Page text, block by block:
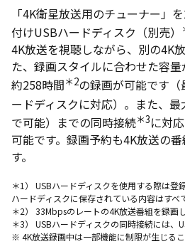
「4K衛星放送用のチューナー」
付けUSBハードディスク（別売）
4K放送を視聴しながら、別の4K
た、録画スタイルに合わせた容
約258時間＊2の録画が可能です
ードディスクに対応）。また、最
で可能）までの同時接続＊3に対
可能です。録画予約も4K放送の
す。
＊1） USBハードディスクを使用する際は登
ハードディスクに保存されている内容はすべ
＊2） 33Mbpsのレートの4K放送番組を録画
＊3） USBハードディスクの同時接続には、
※ 4K放送録画中は一部機能に制限が生じるこ